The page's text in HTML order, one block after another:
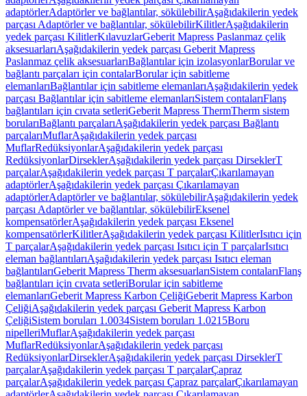
adaptörlerAdaptörler ve bağlantılar, sökülebilirAşağıdakilerin yedek
parçası Adaptörler ve bağlantılar, sökülebilirKilitlerAşağıdakilerin
yedek parçası KilitlerKılavuzlarGeberit Mapress Paslanmaz çelik
aksesuarlarıAşağıdakilerin yedek parçası Geberit Mapress
Paslanmaz çelik aksesuarlarıBağlantılar için izolasyonlarBorular ve
bağlantı parçaları için contalarBorular için sabitleme
elemanlarıBağlantılar için sabitleme elemanlarıAşağıdakilerin yedek
parçası Bağlantılar için sabitleme elemanlarıSistem contalarıFlanş
bağlantıları için cıvata setleriGeberit Mapress ThermTherm sistem
borularıBağlantı parçalarıAşağıdakilerin yedek parçası Bağlantı
parçalarıMuflarAşağıdakilerin yedek parçası
MuflarRedüksiyonlarAşağıdakilerin yedek parçası
RedüksiyonlarDirseklerAşağıdakilerin yedek parçası DirseklerT
parçalarAşağıdakilerin yedek parçası T parçalarÇıkarılamayan
adaptörlerAşağıdakilerin yedek parçası Çıkarılamayan
adaptörlerAdaptörler ve bağlantılar, sökülebilirAşağıdakilerin yedek
parçası Adaptörler ve bağlantılar, sökülebilirEksenel
kompensatörlerAşağıdakilerin yedek parçası Eksenel
kompensatörlerKilitlerAşağıdakilerin yedek parçası KilitlerIsıtıcı için
T parçalarAşağıdakilerin yedek parçası Isıtıcı için T parçalarIsıtıcı
eleman bağlantılarıAşağıdakilerin yedek parçası Isıtıcı eleman
bağlantılarıGeberit Mapress Therm aksesuarlarıSistem contalarıFlanş
bağlantıları için cıvata setleriBorular için sabitleme
elemanlarıGeberit Mapress Karbon ÇeliğiGeberit Mapress Karbon
ÇeliğiAşağıdakilerin yedek parçası Geberit Mapress Karbon
ÇeliğiSistem boruları 1.0034Sistem boruları 1.0215Boru
nipelleriMuflarAşağıdakilerin yedek parçası
MuflarRedüksiyonlarAşağıdakilerin yedek parçası
RedüksiyonlarDirseklerAşağıdakilerin yedek parçası DirseklerT
parçalarAşağıdakilerin yedek parçası T parçalarÇapraz
parçalarAşağıdakilerin yedek parçası Çapraz parçalarÇıkarılamayan